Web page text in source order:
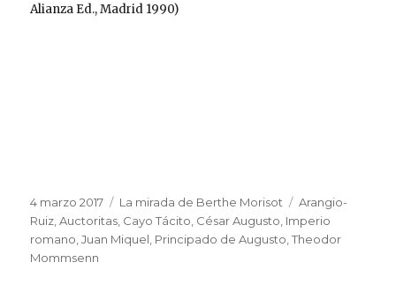
Alianza Ed., Madrid 1990)
Publicado
el
4 marzo 2017 Categorías
La mirada de Berthe Morisot Etiquetas
Arangio-
Ruiz ,Auctoritas Cayo Tácito César Augusto Imperio
romano ,Juan Miquel Principado de Augusto ,Theodor
Mommsenn